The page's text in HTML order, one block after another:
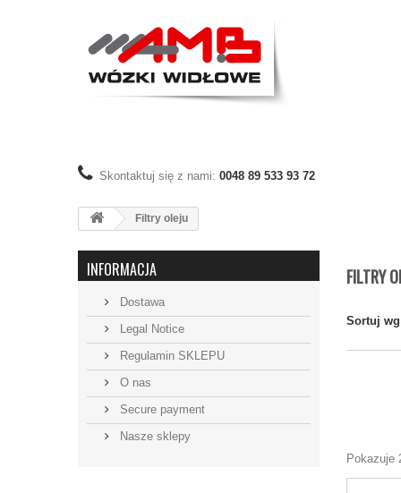
Skontaktuj się z nami: 0048 89 533 93 72
Filtry oleju
INFORMACJA
Dostawa
Legal Notice
Regulamin SKLEPU
O nas
Secure payment
Nasze sklepy
FILTRY
Sortuj wg
Pokazuje